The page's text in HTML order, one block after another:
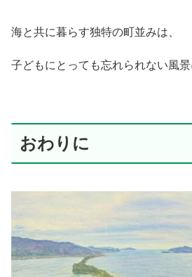
海と共に暮らす独特の町並みは、
子どもにとっても忘れられない風景
おわりに